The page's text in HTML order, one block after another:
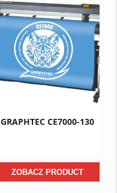
GRAPHTEC CE7000-130
ZOBACZ PRODUCT